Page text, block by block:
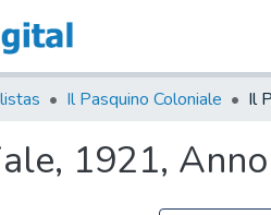
Il Pasquino Coloniale
1921,